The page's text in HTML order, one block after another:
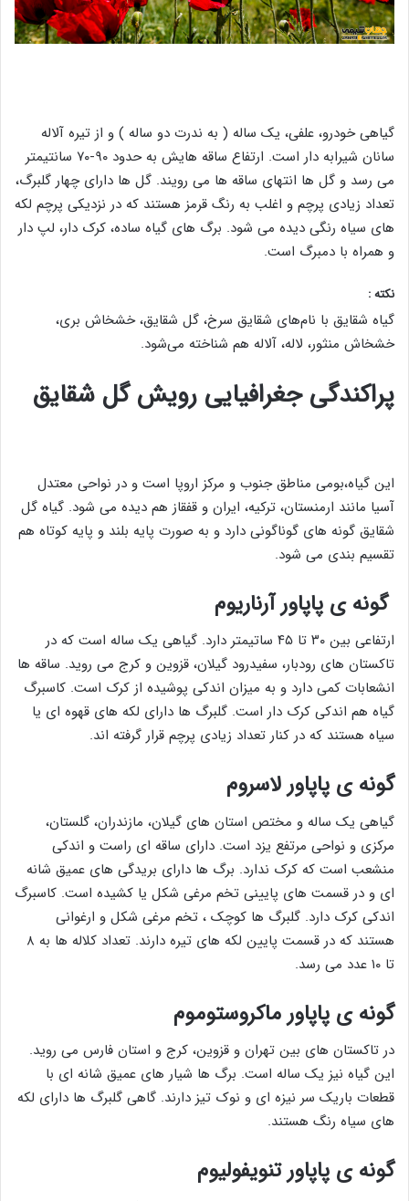
گیاهی خودرو، علفی، یک ساله ( به ندرت دو ساله ) و از تیره آلاله
سانان شیرابه دار است. ارتفاع ساقه هایش به حدود ۹۰-۷۰ سانتیمتر
می رسد و گل ها انتهای ساقه ها می رویند. گل ها دارای چهار گلبرگ،
تعداد زیادی پرچم و اغلب به رنگ قرمز هستند که در نزدیکی پرچم لکه
های سیاه رنگی دیده می شود. برگ های گیاه ساده، کرک دار، لپ دار
و همراه با دمبرگ است.
نکته :
گیاه شقایق با نام‌های شقایق سرخ، گل شقایق، خشخاش بری،
خشخاش منثور، لاله، آلاله هم شناخته می‌شود.
پراکندگی جغرافیایی رویش گل شقایق
این گیاه،بومی مناطق جنوب و مرکز اروپا است و در نواحی معتدل
آسیا مانند ارمنستان، ترکیه، ایران و قفقاز هم دیده می شود. گیاه گل
شقایق گونه های گوناگونی دارد و به صورت پایه بلند و پایه کوتاه هم
تقسیم بندی می شود.
گونه ی پاپاور آرناریوم
ارتفاعی بین ۳۰ تا ۴۵ ساتیمتر دارد. گیاهی یک ساله است که در
تاکستان های رودبار، سفیدرود گیلان، قزوین و کرج می روید. ساقه ها
انشعابات کمی دارد و به میزان اندکی پوشیده از کرک است. کاسبرگ
گیاه هم اندکی کرک دار است. گلبرگ ها دارای لکه های قهوه ای یا
سیاه هستند که در کنار تعداد زیادی پرچم قرار گرفته اند.
گونه ی پاپاور لاسروم
گیاهی یک ساله و مختص استان های گیلان، مازندران، گلستان،
مرکزی و نواحی مرتفع یزد است. دارای ساقه ای راست و اندکی
منشعب است که کرک ندارد. برگ ها دارای بریدگی های عمیق شانه
ای و در قسمت های پایینی تخم مرغی شکل یا کشیده است. کاسبرگ
اندکی کرک دارد. گلبرگ ها کوچک ، تخم مرغی شکل و ارغوانی
هستند که در قسمت پایین لکه های تیره دارند. تعداد کلاله ها به ۸
تا ۱۰ عدد می رسد.
گونه ی پاپاور ماکروستوموم
در تاکستان های بین تهران و قزوین، کرج و استان فارس می روید.
این گیاه نیز یک ساله است. برگ ها شیار های عمیق شانه ای با
قطعات باریک سر نیزه ای و نوک تیز دارند. گاهی گلبرگ ها دارای لکه
های سیاه رنگ هستند.
گونه ی پاپاور تنویفولیوم